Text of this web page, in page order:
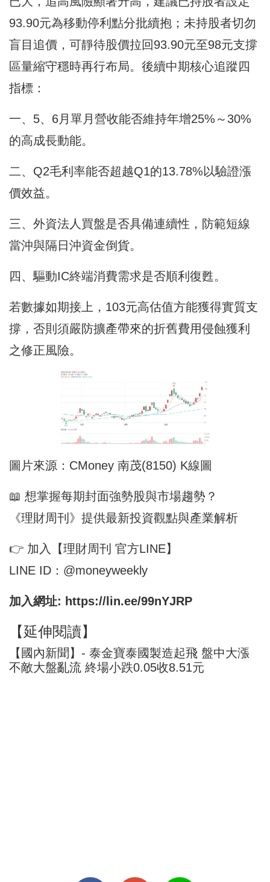
93.90元為移動停利點分批續抱；未持股者切勿
盲目追價，可靜待股價拉回93.90元至98元支撐
區量縮守穩時再行布局。後續中期核心追蹤四
指標：
一、5、6月單月營收能否維持年增25%～30%
的高成長動能。
二、Q2毛利率能否超越Q1的13.78%以驗證漲
價效益。
三、外資法人買盤是否具備連續性，防範短線
當沖與隔日沖資金倒貨。
四、驅動IC終端消費需求是否順利復甦。
若數據如期接上，103元高估值方能獲得實質支
撐，否則須嚴防擴產帶來的折舊費用侵蝕獲利
之修正風險。
圖片來源：CMoney 南茂(8150) K線圖
📖 想掌握每期封面強勢股與市場趨勢？
《理財周刊》提供最新投資觀點與產業解析
👉 加入【理財周刊 官方LINE】
LINE ID：@moneyweekly
加入網址: https://lin.ee/99nYJRP
【延伸閱讀】
【國內新聞】- 泰金寶泰國製造起飛 盤中大漲
不敵大盤亂流 終場小跌0.05收8.51元